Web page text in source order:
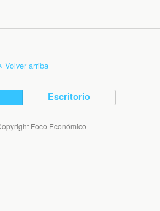
Volver arriba
Escritorio
Foco Económico